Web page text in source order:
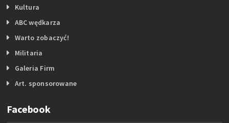
Kultura
ABC wędkarza
Warto zobaczyć!
Militaria
Galeria Firm
Art. sponsorowane
Facebook